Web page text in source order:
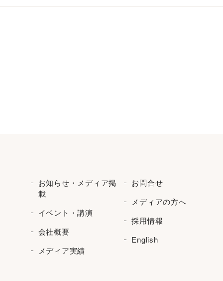
お知らせ・メディア掲
載
イベント・講演
会社概要
メディア実績
お問合せ
メディアの方へ
採用情報
English